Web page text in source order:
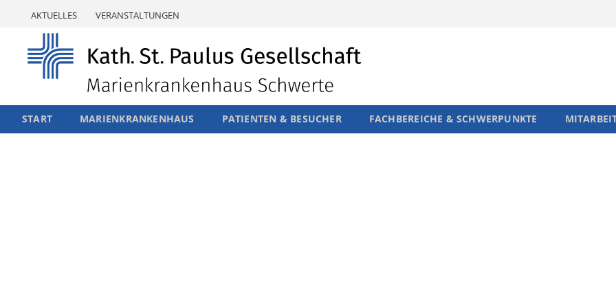
AKTUELLES VERANSTALTUNGEN
START MARIENKRANKENHAUS PATIENTEN & BESUCHER FACHBEREICHE & SCHWERPUNKTE